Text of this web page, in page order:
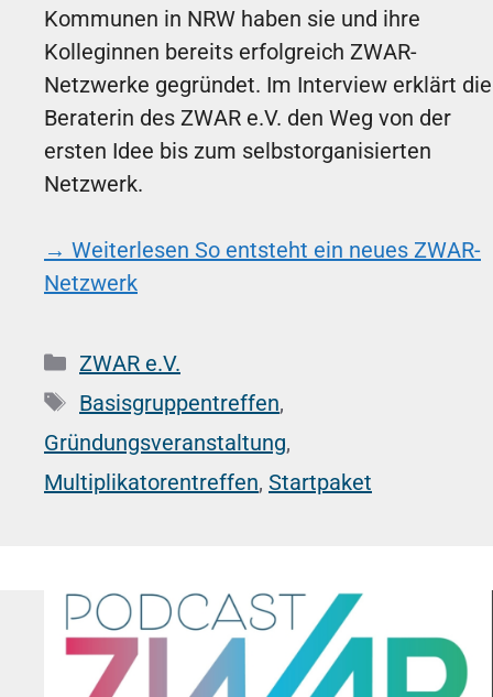
Kommunen in NRW haben sie und ihre
Kolleginnen bereits erfolgreich ZWAR-
Netzwerke gegründet. Im Interview erklärt die
Beraterin des ZWAR e.V. den Weg von der
ersten Idee bis zum selbstorganisierten
Netzwerk.
→ Weiterlesen So entsteht ein neues ZWAR-
Netzwerk
Kategorien
ZWAR e.V.
Schlagwörter
Basisgruppentreffen,
Gründungsveranstaltung,
Multiplikatorentreffen, Startpaket